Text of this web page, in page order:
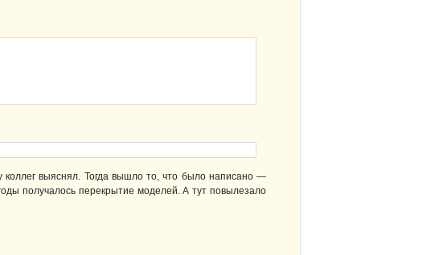
выяснял. Тогда вышло то, что было написано —
получалось перекрытие моделей. А тут повылезало